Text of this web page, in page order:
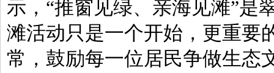
示，“推窗见绿、亲海见滩”是
滩活动只是一个开始，更重要
常，鼓励每一位居民争做生态